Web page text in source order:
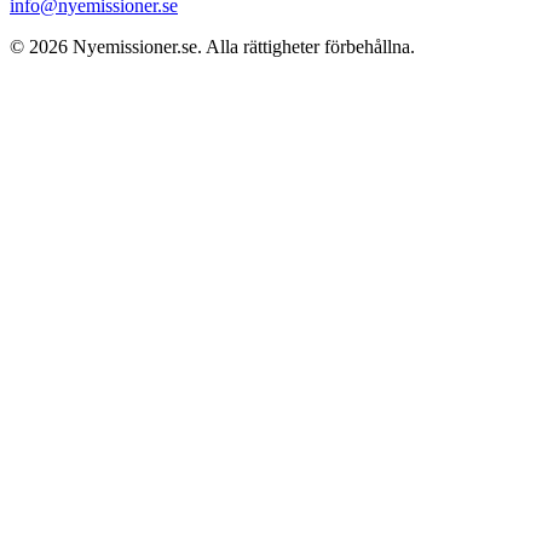
info@nyemissioner.se
© 2026 Nyemissioner.se. Alla rättigheter förbehållna.